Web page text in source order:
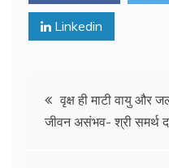
Linkedin
Post
navigation
वृक्ष ही माटी वायु और
जीवन असंभव- श्री समर्थ